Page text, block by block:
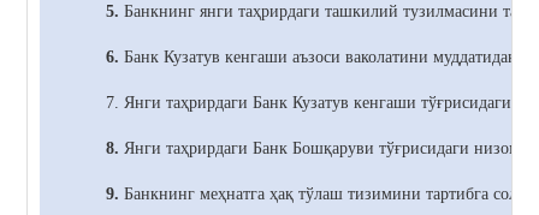
5. Банкнинг янги таҳрирдаги ташкилий тузилмасини
6.Банк Кузатув кенгаши аъзоси ваколатини муддатидан
7. Янги таҳрирдаги Банк Кузатув кенгаши тўғрисидаги
8.Янги таҳрирдаги Банк Бошқаруви тўғрисидаги
9. Банкнинг меҳнатга ҳақ тўлаш тизимини тартибга